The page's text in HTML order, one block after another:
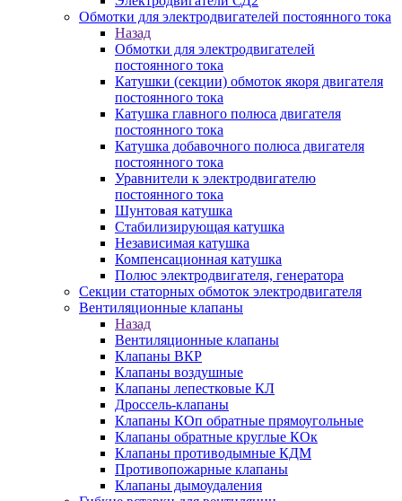
Обмотки для электродвигателей постоянного тока
Назад
Обмотки для электродвигателей
постоянного тока
Катушки (секции) обмоток якоря двигателя
постоянного тока
Катушка главного полюса двигателя
постоянного тока
Катушка добавочного полюса двигателя
постоянного тока
Уравнители к электродвигателю
постоянного тока
Шунтовая катушка
Стабилизирующая катушка
Независимая катушка
Компенсационная катушка
Полюс электродвигателя, генератора
Секции статорных обмоток электродвигателя
Вентиляционные клапаны
Назад
Вентиляционные клапаны
Клапаны ВКР
Клапаны воздушные
Клапаны лепестковые КЛ
Дроссель-клапаны
Клапаны КОп обратные прямоугольные
Клапаны обратные круглые КОк
Клапаны противодымные КДМ
Противопожарные клапаны
Клапаны дымоудаления